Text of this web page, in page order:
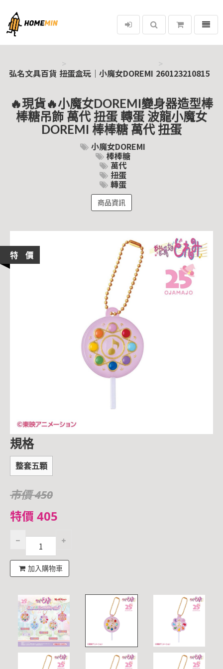
弘名文具百貨
選單
弘名文具百貨 扭蛋盒玩｜小魔女DOREMI 260123210815
🔥現貨🔥小魔女DOREMI變身器造型棒
棒糖吊飾 萬代 扭蛋 轉蛋 波龍小魔女
DOREMI 棒棒糖 萬代 扭蛋
小魔女DOREMI
棒棒糖
萬代
扭蛋
轉蛋
商品資訊
特 價
規格
整套五顆
市價 450
特價 405
加入購物車